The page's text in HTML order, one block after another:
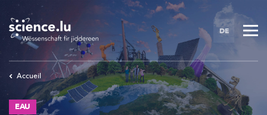
to
main
content
DE
Accueil
EAU